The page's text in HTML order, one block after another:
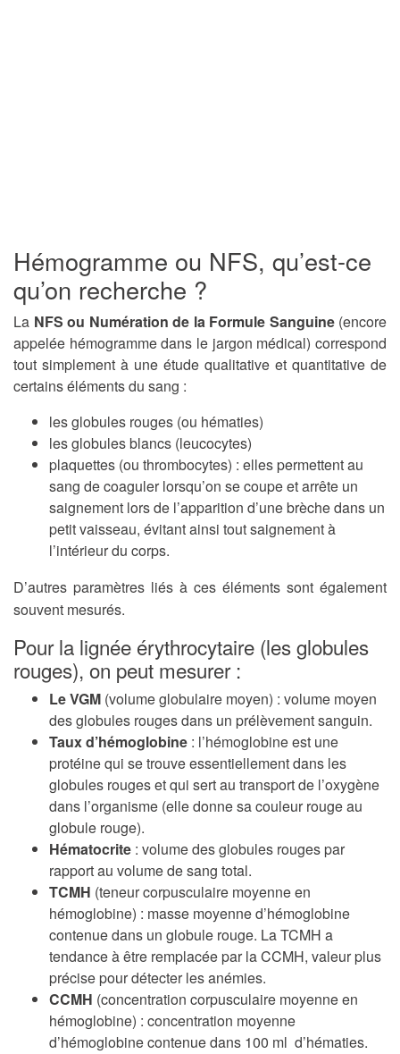
Hémogramme ou NFS, qu’est-ce
qu’on recherche ?
La NFS ou Numération de la Formule Sanguine(encore
appelée hémogramme dans le jargon médical) correspond
tout simplement à une étude qualitative et quantitative de
certains éléments du sang :
les globules rouges (ou hématies)
les globules blancs (leucocytes)
plaquettes (ou thrombocytes) : elles permettent au
sang de coaguler lorsqu’on se coupe et arrête un
saignement lors de l’apparition d’une brèche dans un
petit vaisseau, évitant ainsi tout saignement à
l’intérieur du corps.
D’autres paramètres liés à ces éléments sont également
souvent mesurés.
Pour la lignée érythrocytaire (les globules
rouges), on peut mesurer :
Le VGM (volume globulaire moyen) : volume moyen
des globules rouges dans un prélèvement sanguin.
Taux d’hémoglobine : l’hémoglobine est une
protéine qui se trouve essentiellement dans les
globules rouges et qui sert au transport de l’oxygène
dans l’organisme (elle donne sa couleur rouge au
globule rouge).
Hématocrite : volume des globules rouges par
rapport au volume de sang total.
TCMH (teneur corpusculaire moyenne en
hémoglobine) : masse moyenne d’hémoglobine
contenue dans un globule rouge. La TCMH a
tendance à être remplacée par la CCMH, valeur plus
précise pour détecter les anémies.
CCMH (concentration corpusculaire moyenne en
hémoglobine) : concentration moyenne
d’hémoglobine contenue dans 100 ml d’hématies.